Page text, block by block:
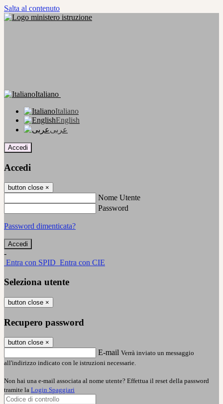
Salta al contenuto
Italiano
Italiano
English
عربى
Accedi
Accedi
button close ×
Nome Utente
Password
Password dimenticata?
-
Entra con SPID Entra con CIE
Seleziona utente
button close ×
Recupero password
button close ×
E-mail Verrà inviato un messaggio
all'indirizzo indicato con le istruzioni necessarie.
Non hai una e-mail associata al nome utente? Effettua il reset della password
tramite la Login Spaggiari